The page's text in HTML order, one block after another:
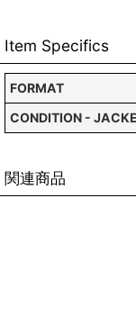
Item Specifics
FORMAT
CONDITION -
関連商品